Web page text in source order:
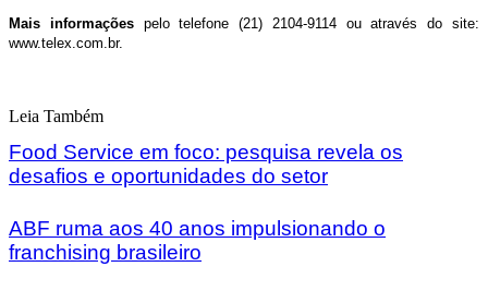
Mais informaçõespelo telefone (21) 2104-9114 ou através do site:
www.telex.com.br.
Leia Também
Food Service em foco: pesquisa revela os
desafios e oportunidades do setor
ABF ruma aos 40 anos impulsionando o
franchising brasileiro